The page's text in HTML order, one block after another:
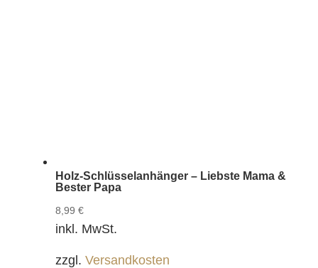
Holz-Schlüsselanhänger – Liebste Mama &
Bester Papa
8,99 €
inkl. MwSt.
zzgl. Versandkosten